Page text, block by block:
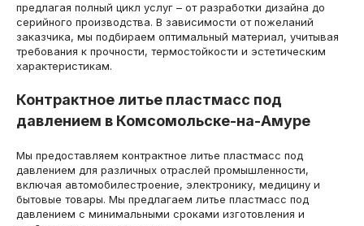
предлагая полный цикл услуг – от разработки дизайна до
серийного производства. В зависимости от пожеланий
заказчика, мы подбираем оптимальный материал, учитывая
требования к прочности, термостойкости и эстетическим
характеристикам.
Контрактное литье пластмасс под
давлением в Комсомольске-на-Амуре
Мы предоставляем контрактное литье пластмасс под
давлением для различных отраслей промышленности,
включая автомобилестроение, электронику, медицину и
бытовые товары. Мы предлагаем литье пластмасс под
давлением с минимальными сроками изготовления и